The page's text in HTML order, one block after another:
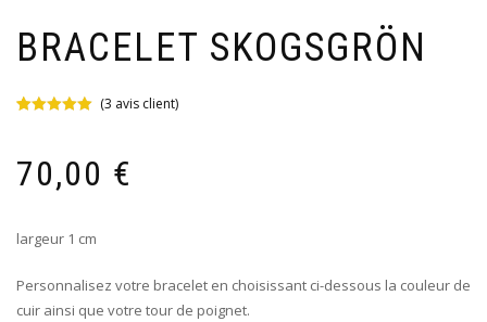
BRACELET SKOGSGRÖN
notations
client
(3 avis client)
70,00 €
largeur 1 cm
Personnalisez votre bracelet en choisissant ci-dessous la couleur de
cuir ainsi que votre tour de poignet.